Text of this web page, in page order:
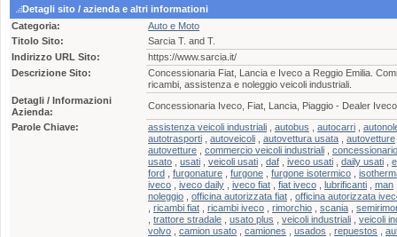
Detagli sito / azienda e altri informationi
Categoria:
Auto e Moto
Titolo Sito:
Sarcia T. and T.
Indirizzo URL Sito:
https://www.sarcia.it/
Descrizione Sito:
Concessionaria Fiat, Lancia e Iveco a Reggio Emilia.
ricambi, assistenza e noleggio veicoli industriali.
Detagli / Informazioni
Azienda:
Concessionaria Iveco, Fiat, Lancia, Piaggio - Dealer
Parole Chiave:
assistenza veicoli industriali autobus autocarri
autotrasporti
autoveicoli autovettura usata autovetture
autovetture
commercio veicoli industriali
usato
usati veicoli usati daf iveco usati daily usati
ford
furgonature furgone furgone isotermico
iveco
iveco daily iveco fiat fiat iveco lubrificanti man
noleggio
officina autorizzata fiat
officina autorizzata
ricambi fiat ricambi iveco rimorchio scania
trattore stradale usato plus veicoli industriali
veicoli
volvo
camion usato camiones usados repuestos